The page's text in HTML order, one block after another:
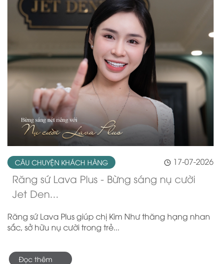
17-07-2026
CÂU CHUYỆN KHÁCH HÀNG
Răng sứ Lava Plus - Bừng sáng nụ cười
Jet Den...
Răng sứ Lava Plus giúp chị Kim Như thăng hạng nhan
sắc, sở hữu nụ cười trong trẻ...
Đọc thêm